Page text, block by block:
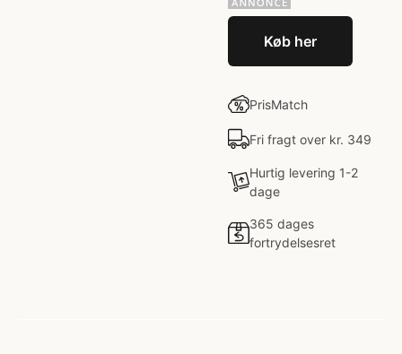
Køb her
PrisMatch
Fri fragt over kr. 349
Hurtig levering 1-2
dage
365 dages
fortrydelsesret